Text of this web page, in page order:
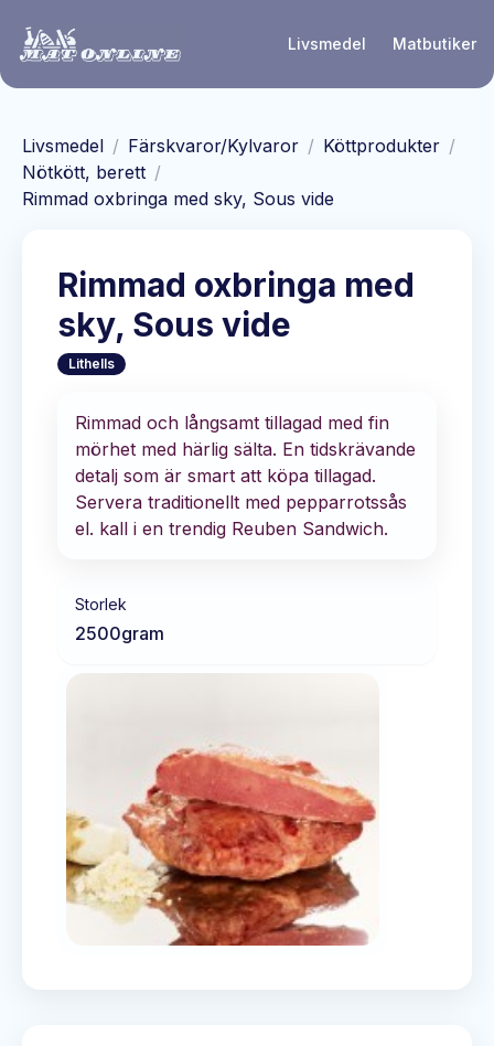
Livsmedel Matbutiker
Livsmedel / Färskvaror/Kylvaror / Köttprodukter /
Nötkött, berett /
Rimmad oxbringa med sky, Sous vide
Rimmad oxbringa med
sky, Sous vide
Lithells
Rimmad och långsamt tillagad med fin
mörhet med härlig sälta. En tidskrävande
detalj som är smart att köpa tillagad.
Servera traditionellt med pepparrotssås
el. kall i en trendig Reuben Sandwich.
Storlek
2500gram